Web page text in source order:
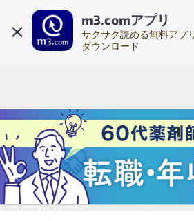
m3.comアプリ
サクサク読める無料アプ
ダウンロード